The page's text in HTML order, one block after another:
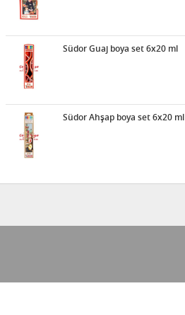
Südor Guaj boya set 6x20 ml
Südor Ahşap boya set 6x20 ml